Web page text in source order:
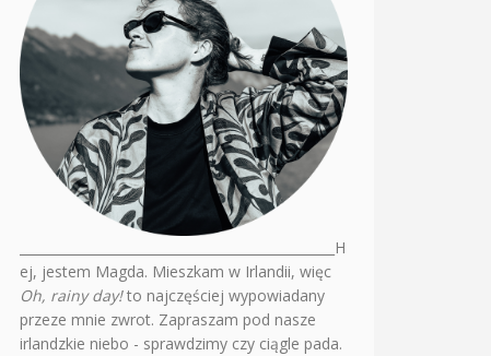
________________________________________________H
ej, jestem Magda. Mieszkam w Irlandii, więc
Oh, rainy day!to najczęściej wypowiadany
przeze mnie zwrot. Zapraszam pod nasze
irlandzkie niebo - sprawdzimy czy ciągle pada.